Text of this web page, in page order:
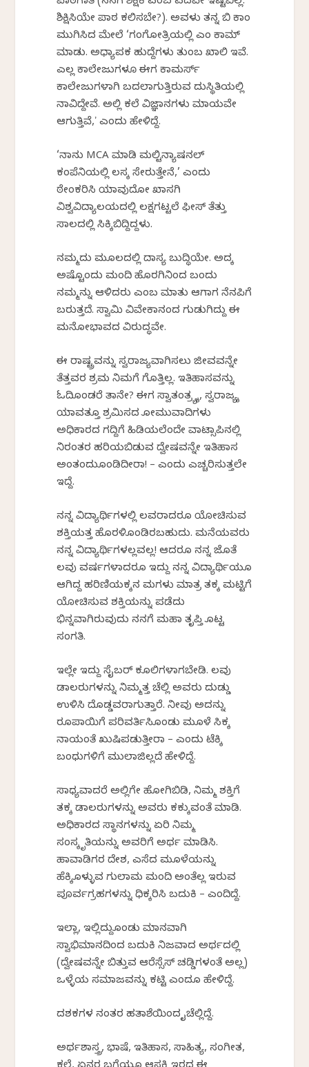
ಶಿಕ್ಷಿಸಿಯೇ ಪಾಠ ಕಲಿಸಬೇಕೆ?). ಅವಳು ತನ್ನಬಿ ಕಾಂ
ಮುಗಿಸಿದ ಮೇಲೆ ‘ಗಂಗೋತ್ರಿಯಲ್ಲಿ ಎಂ ಕಾಮ್
ಮಾಡು. ಅಧ್ಯಾಪಕಹುದ್ದೆಗಳು ತುಂಬ ಖಾಲಿ ಇವೆ.
ಎಲ್ಲಕಾಲೇಜುಗಳೂ ಈಗಕಾಮರ್ಸ್
ಕಾಲೇಜುಗಳಾಗಿ ಬದಲಾಗುತ್ತಿರುವ ದುಸ್ಥಿತಿಯಲ್ಲಿ
ನಾವಿದ್ದೇವೆ. ಅಲ್ಲಿ ಕಲೆವಿಜ್ಞಾನಗಳು ಮಾಯವೇ
ಆಗುತ್ತಿವೆ,ʼ ಎಂದುಹೇಳಿದ್ದೆ.
‘ನಾನು MCAಮಾಡಿಮಲ್ಟಿನ್ಯಾಷನಲ್
ಕಂಪೆನಿಯಲ್ಲಿಕೆಲಸಕ್ಕೆ ಸೇರುತ್ತೇನೆ,’ ಎಂದು
ಠೇಂಕರಿಸಿ ಯಾವುದೋ ಖಾಸಗಿ
ವಿಶ್ವವಿದ್ಯಾಲಯದಲ್ಲಿ ಲಕ್ಷಗಟ್ಟಲೆ ಫೀಸ್ತೆತ್ತು
ಸಾಲದಲ್ಲಿ ಸಿಕ್ಕಿಬಿದ್ದಿದ್ದಳು.
ನಮ್ಮದುಮೂಲದಲ್ಲಿದಾಸ್ಯಬುದ್ಧಿಯೇ. ಅದಕ್ಕೆ
ಅಷ್ಟೊಂದು ಮಂದಿ ಹೊರಗಿನಿಂದ ಬಂದು
ನಮ್ಮನ್ನುಆಳಿದರು ಎಂಬ ಮಾತು ಆಗಾಗ ನೆನಪಿಗೆ
ಬರುತ್ತದೆ. ಸ್ವಾಮಿವಿವೇಕಾನಂದ ಗುಡುಗಿದ್ದುಈ
ಮನೋಭಾವದ ವಿರುದ್ಧವೇ.
ಈರಾಷ್ಟ್ರವನ್ನು ಸ್ವರಾಜ್ಯವಾಗಿಸಲು ಜೀವವನ್ನೇ
ತೆತ್ತವರ ಶ್ರಮ ನಿಮಗೆ ಗೊತ್ತಿಲ್ಲ.ಇತಿಹಾಸವನ್ನು
ಓದಿಕೊಂಡರೆ ತಾನೇ? ಈಗಸ್ವಾತಂತ್ರ್ಯಕ್ಕೆ,ಸ್ವರಾಜ್ಯಕ್ಕೆ
ಯಾವತ್ತೂಶ್ರಮಿಸದ ಕೋಮುವಾದಿಗಳು
ಅಧಿಕಾರದ ಗದ್ದಿಗೆಹಿಡಿಯಲೆಂದೇ ವಾಟ್ಸಾಪಿನಲ್ಲಿ
ನಿರಂತರಹರಿಯಬಿಡುವ ದ್ವೇಷವನ್ನೇ ಇತಿಹಾಸ
ಅಂತಂದುಕೊಂಡಿದೀರಾ! – ಎಂದು ಎಚ್ಚರಿಸುತ್ತಲೇ
ಇದ್ದೆ.
ನನ್ನವಿದ್ಯಾರ್ಥಿಗಳಲ್ಲಿಕೆಲವರಾದರೂಯೋಚಿಸುವ
ಶಕ್ತಿಯತ್ತ ಹೊರಳಿಕೊಂಡಿರಬಹುದು. ಮನೆಯವರು
ನನ್ನವಿದ್ಯಾರ್ಥಿಗಳಲ್ಲವಲ್ಲ! ಆದರೂ ನನ್ನ ಜೊತೆ
ಕೆಲವು ವರ್ಷಗಳಾದರೂ ಇದ್ದು ನನ್ನವಿದ್ಯಾರ್ಥಿಯೂ
ಆಗಿದ್ದಹರಿಣಿಯಕ್ಕನ ಮಗಳು ಮಾತ್ರ ತಕ್ಕ ಮಟ್ಟಿಗೆ
ಯೋಚಿಸುವ ಶಕ್ತಿಯನ್ನು ಪಡೆದು
ಭಿನ್ನವಾಗಿರುವುದು ನನಗೆ ಮಹಾ ತೃಪ್ತಿ ಕೊಟ್ಟ
ಸಂಗತಿ.
ಇಲ್ಲೇ ಇದ್ದುಸೈಬರ್ ಕೂಲಿಗಳಾಗಬೇಡಿ. ಕೆಲವು
ಡಾಲರುಗಳನ್ನುನಿಮ್ಮತ್ತಚೆಲ್ಲಿ ಅವರು ದುಡ್ಡು
ಉಳಿಸಿದೊಡ್ಡವರಾಗುತ್ತಾರೆ. ನೀವು ಅದನ್ನು
ರೂಪಾಯಿಗೆಪರಿವರ್ತಿಸಿಕೊಂಡು ಮೂಳೆ ಸಿಕ್ಕ
ನಾಯಂತೆ ಖುಷಿಪಡುತ್ತೀರಾ – ಎಂದುಟೆಕ್ಕಿ
ಬಂಧುಗಳಿಗೆ ಮುಲಾಜಿಲ್ಲದೆ ಹೇಳಿದ್ದೆ.
ಸಾಧ್ಯವಾದರೆ ಅಲ್ಲಿಗೇಹೋಗಿಬಿಡಿ, ನಿಮ್ಮ ಶಕ್ತಿಗೆ
ತಕ್ಕ ಡಾಲರುಗಳನ್ನು ಅವರು ಕಕ್ಕುವಂತೆ ಮಾಡಿ.
ಅಧಿಕಾರದಸ್ಥಾನಗಳನ್ನು ಏರಿ ನಿಮ್ಮ
ಸಂಸ್ಕೃತಿಯನ್ನು ಅವರಿಗೆ ಅರ್ಥ ಮಾಡಿಸಿ.
ಹಾವಾಡಿಗರ ದೇಶ, ಎಸೆದಮೂಳೆಯನ್ನು
ಹೆಕ್ಕಿಕೊಳ್ಳುವ ಗುಲಾಮ ಮಂದಿಅಂತೆಲ್ಲಇರುವ
ಪೂರ್ವಗ್ರಹಗಳನ್ನು ಧಿಕ್ಕರಿಸಿಬದುಕಿ – ಎಂದಿದ್ದೆ.
ಇಲ್ಲಾ,ಇಲ್ಲಿದ್ದುಕೊಂಡು ಮಾನವಾಗಿ
ಸ್ವಾಭಿಮಾನದಿಂದ ಬದುಕಿ ನಿಜವಾದ ಅರ್ಥದಲ್ಲಿ
(ದ್ವೇಷವನ್ನೇ ಬಿತ್ತುವ ಆರೆಸ್ಸೆಸ್ ಚಡ್ಡಿಗಳಂತೆ ಅಲ್ಲ)
ಒಳ್ಳೆಯ ಸಮಾಜವನ್ನು ಕಟ್ಟಿ ಎಂದೂ ಹೇಳಿದ್ದೆ.
ದಶಕಗಳ ನಂತರ ಹತಾಶೆಯಿಂದ ಕೈಚೆಲ್ಲಿದ್ದೆ.
ಅರ್ಥಶಾಸ್ತ್ರ, ಭಾಷೆ, ಇತಿಹಾಸ, ಸಾಹಿತ್ಯ, ಸಂಗೀತ,